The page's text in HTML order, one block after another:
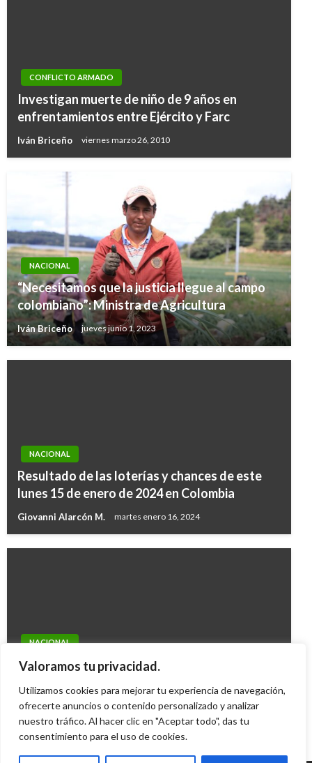
Valoramos tu privacidad.
Utilizamos cookies para mejorar tu experiencia de navegación,
ofrecerte anuncios o contenido personalizado y analizar
nuestro tráfico. Al hacer clic en "Aceptar todo", das tu
consentimiento para el uso de cookies.
CONFLICTO ARMADO
Investigan muerte de niño de 9 años en
enfrentamientos entre Ejército y Farc
Iván Briceño viernes marzo 26, 2010
NACIONAL
“Necesitamos que la justicia llegue al campo
colombiano”: Ministra de Agricultura
Iván Briceño jueves junio 1, 2023
NACIONAL
Resultado de las loterías y chances de este
lunes 15 de enero de 2024 en Colombia
Giovanni Alarcón M. martes enero 16, 2024
NACIONAL
Gobierno hace entrega de 40 viviendas nuevas
Andres Felipe Gama martes diciembre 29, 2015